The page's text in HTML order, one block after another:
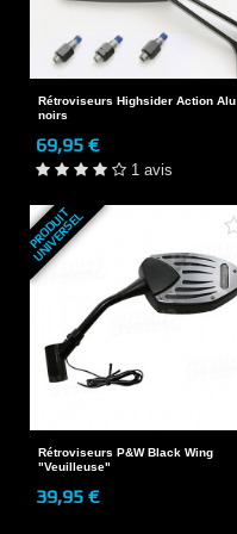
Rétroviseurs Highsider Action Alu
noirs
69,95 €
1 avis
P
R
O
D
U
I
T
U
N
I
V
E
R
S
E
L
Rétroviseurs P&W Black Wing
"Veuilleuse"
39,95 €